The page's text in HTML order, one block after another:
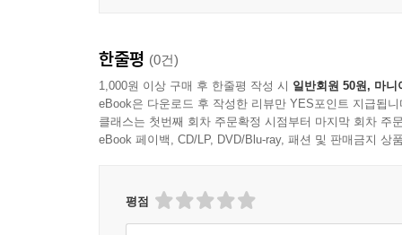
한줄평 (0건)
1,000원 이상 구매 후 한줄평 작성 시 일반회원 50원, 마니
eBook은 다운로드 후 작성한 리뷰만 YES포인트 지급됩니
클래스는 첫번째 회차 주문확정 시점부터 마지막 회차 주
eBook 페이백, CD/LP, DVD/Blu-ray, 패션 및 판매금지 상
평점